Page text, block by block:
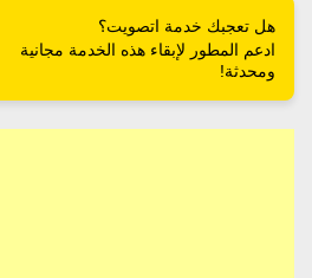
هل تعجبك خدمة اتصويت؟
ادعم المطور لإبقاء هذه الخدمة مجانية
ومحدثة!